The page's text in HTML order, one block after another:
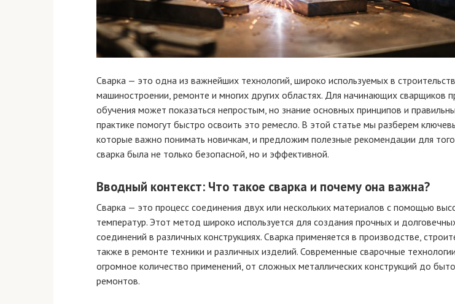
Сварка — это одна из важнейших технологий, широко используемых в
машиностроении, ремонте и многих других областях. Для начинающих сварщиков
обучения может показаться непростым, но знание основных принципов и
практике помогут быстро освоить это ремесло. В этой статье мы разберем
которые важно понимать новичкам, и предложим полезные рекомендации для
сварка была не только безопасной, но и эффективной.
Вводный контекст: Что такое сварка и почему она важна?
Сварка — это процесс соединения двух или нескольких материалов с помощью
температур. Этот метод широко используется для создания прочных и
соединений в различных конструкциях. Сварка применяется в производстве,
также в ремонте техники и различных изделий. Современные сварочные
огромное количество применений, от сложных металлических конструкций до
ремонтов.